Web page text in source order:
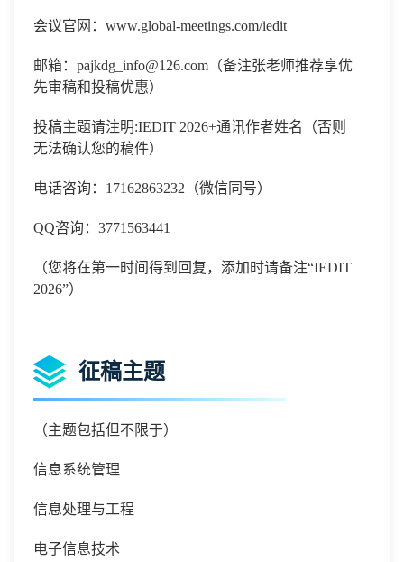
会议官网： www.global-meetings.com/iedit
邮箱： pajkdg_info@126.com（备注张老师推荐享优
先审稿和投稿优惠）
投稿主题请注明:IEDIT 2026+通讯作者姓名（否则
无法确认您的稿件）
电话咨询： 17162863232 （微信同号）
QQ咨询：3771563441
（您将在第一时间得到回复，添加时请备注“IEDIT
2026”）
征稿主题
（主题包括但不限于）
信息系统管理
信息处理与工程
电子信息技术